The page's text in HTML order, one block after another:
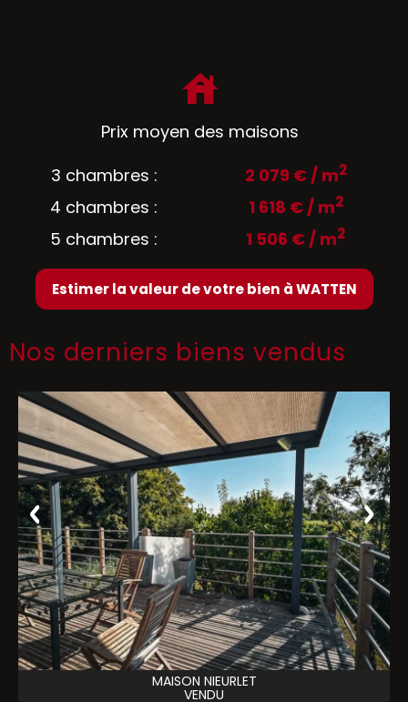
Prix moyen des maisons
3 chambres :
2 079 € / m2
4 chambres : 1 618 € / m2
5 chambres : 1 506 € / m2
Estimer la valeur de votre bien à WATTEN
Nos derniers biens vendus
MAISON NIEURLET
VENDU